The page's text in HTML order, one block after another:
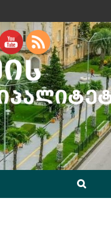
ვებ გვერდი